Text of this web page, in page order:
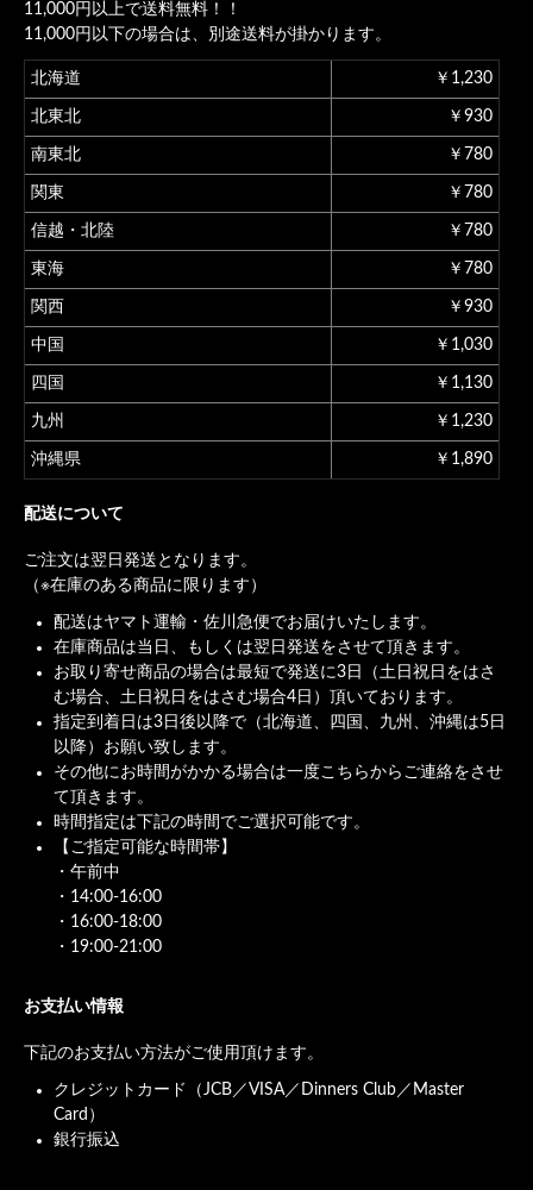
11,000円以上で送料無料！！
11,000円以下の場合は、別途送料が掛かります。
北海道 ￥1,230
北東北 ￥930
南東北 ￥780
関東 ￥780
信越・北陸 ￥780
東海 ￥780
関西 ￥930
中国 ￥1,030
四国 ￥1,130
九州 ￥1,230
沖縄県 ￥1,890
配送について
ご注文は翌日発送となります。
（※在庫のある商品に限ります）
配送はヤマト運輸・佐川急便でお届けいたします。
在庫商品は当日、もしくは翌日発送をさせて頂きます。
お取り寄せ商品の場合は最短で発送に3日（土日祝日をはさ
む場合、土日祝日をはさむ場合4日）頂いております。
指定到着日は3日後以降で（北海道、四国、九州、沖縄は5日
以降）お願い致します。
その他にお時間がかかる場合は一度こちらからご連絡をさせ
て頂きます。
時間指定は下記の時間でご選択可能です。
【ご指定可能な時間帯】
・午前中
・14:00-16:00
・16:00-18:00
・19:00-21:00
お支払い情報
下記のお支払い方法がご使用頂けます。
クレジットカード（JCB／VISA／Dinners Club／Master
Card）
銀行振込